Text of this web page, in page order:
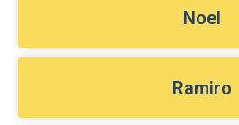
Noel
Ramiro